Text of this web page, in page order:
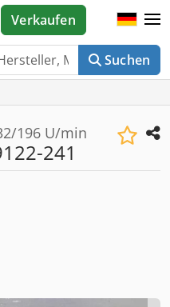
Suchen
Verkaufen
196 U/min
241